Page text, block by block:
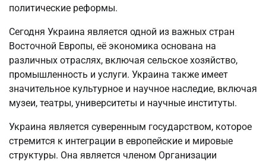
политические реформы.
Сегодня Украина является одной из важных стран
Восточной Европы, её экономика основана на
различных отраслях, включая сельское хозяйство,
промышленность и услуги. Украина также имеет
значительное культурное и научное наследие, включая
музеи, театры, университеты и научные институты.
Украина является суверенным государством, которое
стремится к интеграции в европейские и мировые
структуры. Она является членом Организации